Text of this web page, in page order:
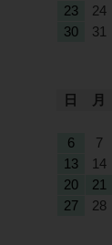
23
24
30
31
日
月
6
7
13
14
20
21
27
28